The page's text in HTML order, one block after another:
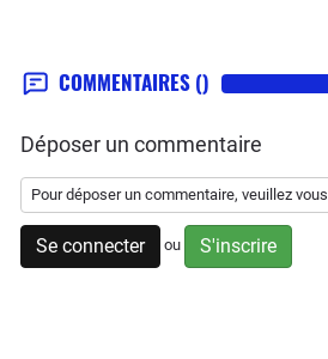
COMMENTAIRES ()
Déposer un commentaire
Pour déposer un commentaire, veuillez vous
Se connecter ou S'inscrire